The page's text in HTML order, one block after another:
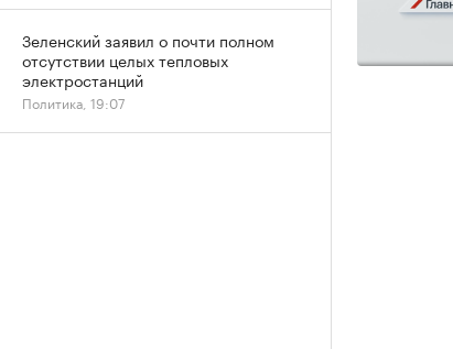
Зеленский заявил о почти полном
отсутствии целых тепловых
электростанций
Политика, 19:07